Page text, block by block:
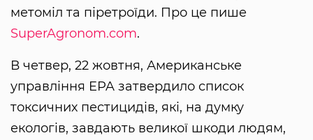
метоміл та піретроїди. Про це пише
SuperAgronom.com.
В четвер, 22 жовтня, Американське
управління EPA затвердило список
токсичних пестицидів, які, на думку
екологів, завдають великої шкоди людям,